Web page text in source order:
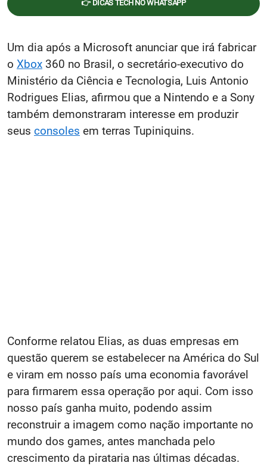
👉 DICAS TECH NO WHATSAPP
Um dia após a Microsoft anunciar que irá fabricar
o Xbox 360 no Brasil, o secretário-executivo do
Ministério da Ciência e Tecnologia, Luis Antonio
Rodrigues Elias, afirmou que a Nintendo e a Sony
também demonstraram interesse em produzir
seus consoles em terras Tupiniquins.
Conforme relatou Elias, as duas empresas em
questão querem se estabelecer na América do Sul
e viram em nosso país uma economia favorável
para firmarem essa operação por aqui. Com isso
nosso país ganha muito, podendo assim
reconstruir a imagem como nação importante no
mundo dos games, antes manchada pelo
crescimento da pirataria nas últimas décadas.